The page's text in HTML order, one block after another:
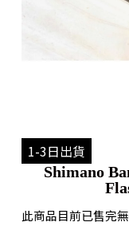
1-3日出貨
Shimano
此商品目前已售完